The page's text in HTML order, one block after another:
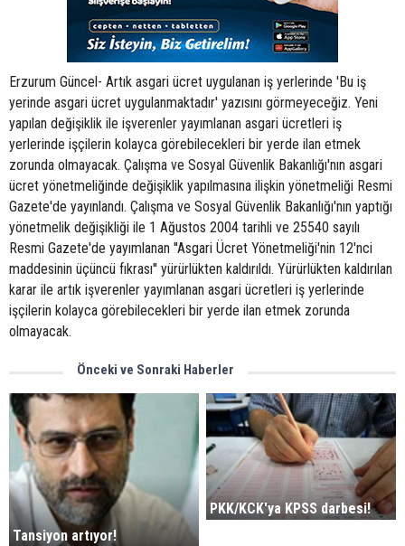
Erzurum Güncel- Artık asgari ücret uygulanan iş yerlerinde 'Bu iş
yerinde asgari ücret uygulanmaktadır' yazısını görmeyeceğiz. Yeni
yapılan değişiklik ile işverenler yayımlanan asgari ücretleri iş
yerlerinde işçilerin kolayca görebilecekleri bir yerde ilan etmek
zorunda olmayacak. Çalışma ve Sosyal Güvenlik Bakanlığı'nın asgari
ücret yönetmeliğinde değişiklik yapılmasına ilişkin yönetmeliği Resmi
Gazete'de yayınlandı. Çalışma ve Sosyal Güvenlik Bakanlığı'nın yaptığı
yönetmelik değişikliği ile 1 Ağustos 2004 tarihli ve 25540 sayılı
Resmi Gazete'de yayımlanan ''Asgari Ücret Yönetmeliği'nin 12'nci
maddesinin üçüncü fıkrası'' yürürlükten kaldırıldı. Yürürlükten kaldırılan
karar ile artık işverenler yayımlanan asgari ücretleri iş yerlerinde
işçilerin kolayca görebilecekleri bir yerde ilan etmek zorunda
olmayacak.
Önceki ve Sonraki Haberler
Tansiyon artıyor!
PKK/KCK'ya KPSS darbesi!